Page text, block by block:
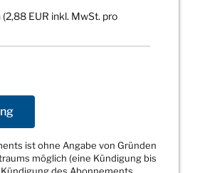
EUR inkl. MwSt. pro
ist ohne Angabe von Gründen
möglich (eine Kündigung bis